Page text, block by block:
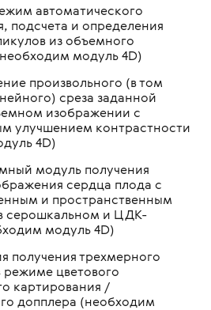
автоматического
подсчета и определения
из объемного
модуль 4D)
произвольного (в том
среза заданной
изображении с
улучшением контрастности
4D)
модуль получения
сердца плода с
и пространственным
серошкальном и ЦДК-
модуль 4D)
получения трехмерного
цветового
картирования /
допплера (необходим